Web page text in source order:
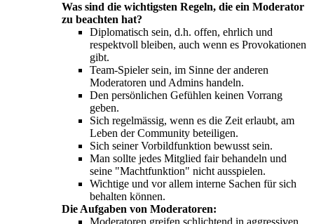
Was sind die wichtigsten Regeln, die ein Moderator
zu beachten hat?
Diplomatisch sein, d.h. offen, ehrlich und
respektvoll bleiben, auch wenn es Provokationen
gibt.
Team-Spieler sein, im Sinne der anderen
Moderatoren und Admins handeln.
Den persönlichen Gefühlen keinen Vorrang
geben.
Sich regelmässig, wenn es die Zeit erlaubt, am
Leben der Community beteiligen.
Sich seiner Vorbildfunktion bewusst sein.
Man sollte jedes Mitglied fair behandeln und
seine "Machtfunktion" nicht ausspielen.
Wichtige und vor allem interne Sachen für sich
behalten können.
Die Aufgaben von Moderatoren: